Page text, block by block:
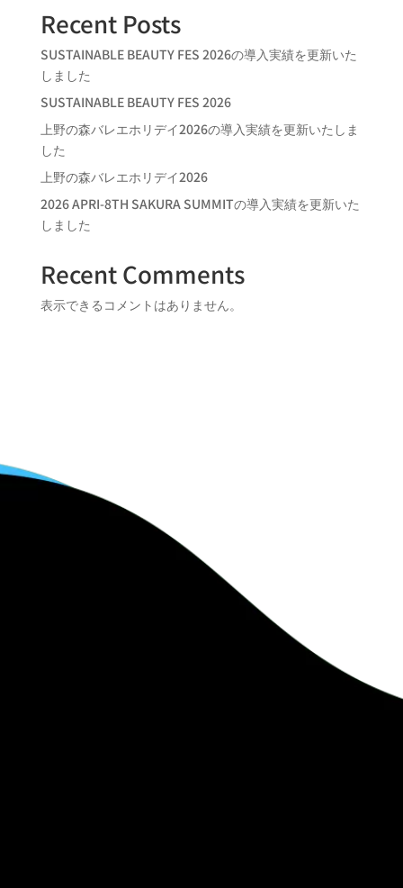
Recent Posts
SUSTAINABLE BEAUTY FES 2026の導入実績を更新いた
しました
SUSTAINABLE BEAUTY FES 2026
上野の森バレエホリデイ2026の導入実績を更新いたしま
した
上野の森バレエホリデイ2026
2026 APRI-8TH SAKURA SUMMITの導入実績を更新いた
しました
Recent Comments
表示できるコメントはありません。